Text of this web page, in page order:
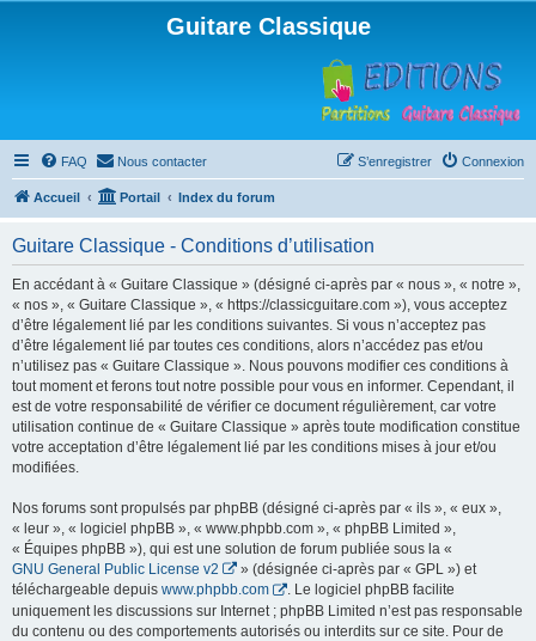
Guitare Classique
FAQ Nous contacter Connexion
S’enregistrer
Accueil Portail Index du forum
Guitare Classique - Conditions d’utilisation
En accédant à « Guitare Classique » (désigné ci-après par « nous », « notre »,
« nos », « Guitare Classique », « https://classicguitare.com »), vous acceptez
d’être légalement lié par les conditions suivantes. Si vous n’acceptez pas
d’être légalement lié par toutes ces conditions, alors n’accédez pas et/ou
n’utilisez pas « Guitare Classique ». Nous pouvons modifier ces conditions à
tout moment et ferons tout notre possible pour vous en informer. Cependant, il
est de votre responsabilité de vérifier ce document régulièrement, car votre
utilisation continue de « Guitare Classique » après toute modification constitue
votre acceptation d’être légalement lié par les conditions mises à jour et/ou
modifiées.
Nos forums sont propulsés par phpBB (désigné ci-après par « ils », « eux »,
« leur », « logiciel phpBB », « www.phpbb.com », « phpBB Limited »,
« Équipes phpBB »), qui est une solution de forum publiée sous la «
GNU General Public License v2
» (désignée ci-après par « GPL ») et
téléchargeable depuis www.phpbb.com
. Le logiciel phpBB facilite
uniquement les discussions sur Internet ; phpBB Limited n’est pas responsable
du contenu ou des comportements autorisés ou interdits sur ce site. Pour de